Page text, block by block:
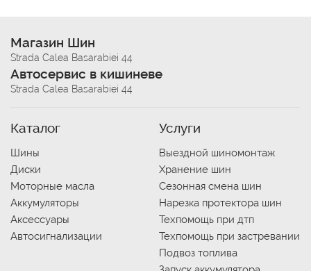
Магазин Шин
Strada Calea Basarabiei 44
Автосервис в кишиневе
Strada Calea Basarabiei 44
Каталог
Шины
Диски
Моторные масла
Аккумуляторы
Аксессуары
Автосигнализации
Услуги
Выездной шиномонтаж
Хранение шин
Сезонная смена шин
Нарезка протектора шин
Техпомощь при дтп
Техпомощь при застревании
Подвоз топлива